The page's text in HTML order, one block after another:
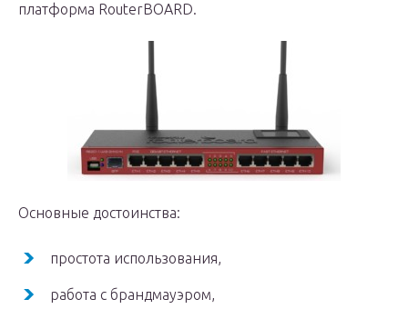
платформа RouterBOARD.
Основные достоинства:
простота использования,
работа с брандмауэром,